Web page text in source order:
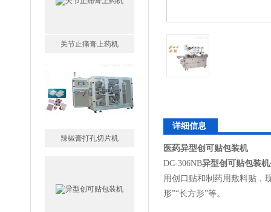
详细信息
医药异型创可贴包装机
DC-306NB异型创可贴包装机
用创口贴和制药用敷料贴，
形”“长方形”等。